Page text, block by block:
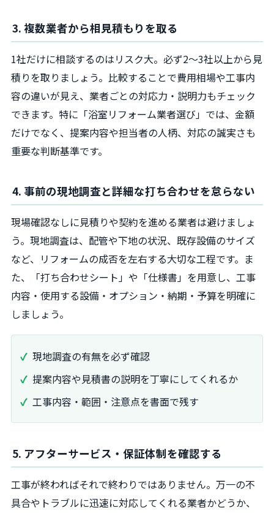
3. 複数業者から相見積もりを取る
1社だけに相談するのはリスク大。必ず2～3社以上から見
積りを取りましょう。比較することで費用相場や工事内
容の違いが見え、業者ごとの対応力・説明力もチェック
できます。特に「浴室リフォーム業者選び」では、金額
だけでなく、提案内容や担当者の人柄、対応の誠実さも
重要な判断基準です。
4. 事前の現地調査と詳細な打ち合わせを怠らない
現場確認なしに見積りや契約を進める業者は避けましょ
う。現地調査は、配管や下地の状況、既存設備のサイズ
など、リフォームの成否を左右する大切な工程です。ま
た、「打ち合わせシート」や「仕様書」を用意し、工事
内容・使用する設備・オプション・納期・予算を明確に
しましょう。
現地調査の有無を必ず確認
提案内容や見積書の説明を丁寧にしてくれるか
工事内容・範囲・注意点を書面で残す
5. アフターサービス・保証体制を確認する
工事が終わればそれで終わりではありません。万一の不
具合やトラブルに迅速に対応してくれる業者かどうか、